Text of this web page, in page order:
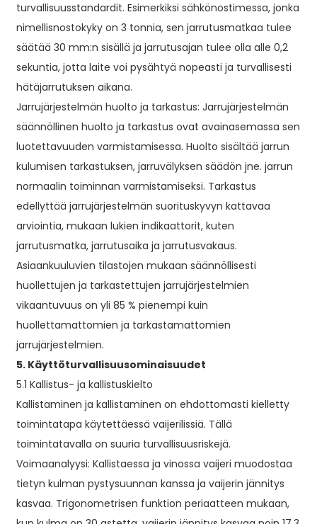
turvallisuusstandardit. Esimerkiksi sähkönostimessa, jonka
nimellisnostokyky on 3 tonnia, sen jarrutusmatkaa tulee
säätää 30 mm:n sisällä ja jarrutusajan tulee olla alle 0,2
sekuntia, jotta laite voi pysähtyä nopeasti ja turvallisesti
hätäjarrutuksen aikana.
Jarrujärjestelmän huolto ja tarkastus: Jarrujärjestelmän
säännöllinen huolto ja tarkastus ovat avainasemassa sen
luotettavuuden varmistamisessa. Huolto sisältää jarrun
kulumisen tarkastuksen, jarruvälyksen säädön jne. jarrun
normaalin toiminnan varmistamiseksi. Tarkastus
edellyttää jarrujärjestelmän suorituskyvyn kattavaa
arviointia, mukaan lukien indikaattorit, kuten
jarrutusmatka, jarrutusaika ja jarrutusvakaus.
Asiaankuuluvien tilastojen mukaan säännöllisesti
huollettujen ja tarkastettujen jarrujärjestelmien
vikaantuvuus on yli 85 % pienempi kuin
huollettamattomien ja tarkastamattomien
jarrujärjestelmien.
5. Käyttöturvallisuusominaisuudet
5.1 Kallistus- ja kallistuskielto
Kallistaminen ja kallistaminen on ehdottomasti kielletty
toimintatapa käytettäessä vaijerilissiä. Tällä
toimintatavalla on suuria turvallisuusriskejä.
Voimaanalyysi: Kallistaessa ja vinossa vaijeri muodostaa
tietyn kulman pystysuunnan kanssa ja vaijerin jännitys
kasvaa. Trigonometrisen funktion periaatteen mukaan,